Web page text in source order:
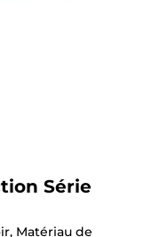
Série
Matériau de